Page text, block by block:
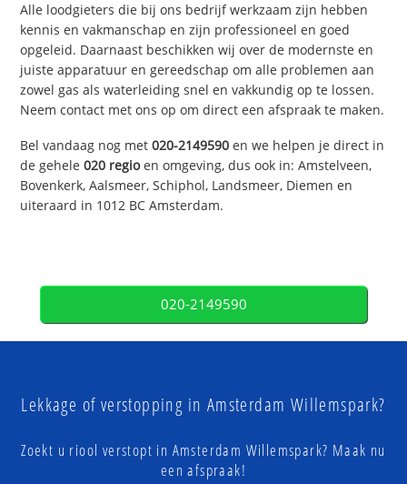
Alle loodgieters die bij ons bedrijf werkzaam zijn hebben
kennis en vakmanschap en zijn professioneel en goed
opgeleid. Daarnaast beschikken wij over de modernste en
juiste apparatuur en gereedschap om alle problemen aan
zowel gas als waterleiding snel en vakkundig op te lossen.
Neem contact met ons op om direct een afspraak te maken.
Bel vandaag nog met020-2149590 en we helpen je direct in
de gehele020 regioen omgeving, dus ook in: Amstelveen,
Bovenkerk, Aalsmeer, Schiphol, Landsmeer, Diemen en
uiteraard in 1012 BC Amsterdam.
020-2149590
Lekkage of verstopping in Amsterdam Willemspark?
Zoekt u riool verstopt in Amsterdam Willemspark? Maak nu
een afspraak!